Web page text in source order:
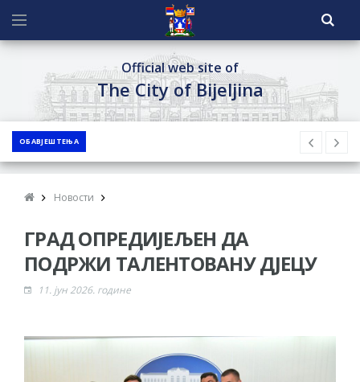
Official web site of
The City of Bijeljina
ОБАВЈЕШТЕЊА
Новости
ГРАД ОПРЕДИЈЕЉЕН ДА
ПОДРЖИ ТАЛЕНТОВАНУ ДЈЕЦУ
11. јун 2026. године